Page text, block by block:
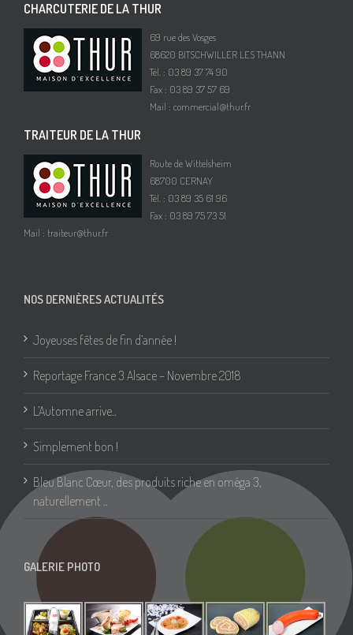
CHARCUTERIE DE LA THUR
69 rue des Vosges
68620 BITSCHWILLER LES THANN
Tél. : 03 89 37 74 90
Fax : 03 89 37 57 69
Mail : commercial@thur.fr
TRAITEUR DE LA THUR
Route de Wittelsheim
68700 CERNAY
Tél. : 03 89 35 61 96
Fax : 03 89 75 73 51
Mail : traiteur@thur.fr
NOS DERNIÈRES ACTUALITÉS
Joyeuses fêtes de fin d’année !
Reportage France 3 Alsace – Novembre 2018
L’Automne arrive..
Simplement bon !
Bleu Blanc Cœur, des produits riche en oméga 3,
naturellement ..
GALERIE PHOTO